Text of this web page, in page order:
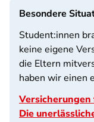
Besondere
Student:innen
keine eigene
die Eltern
haben wir einen
Die